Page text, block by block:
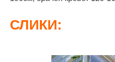
СЛИКИ: